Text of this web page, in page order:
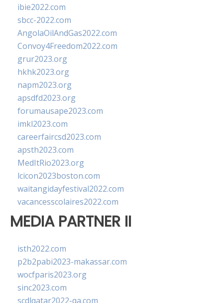
ibie2022.com
sbcc-2022.com
AngolaOilAndGas2022.com
Convoy4Freedom2022.com
grur2023.org
hkhk2023.org
napm2023.org
apsdfd2023.org
forumausape2023.com
imkl2023.com
careerfaircsd2023.com
apsth2023.com
MedItRio2023.org
lcicon2023boston.com
waitangidayfestival2022.com
vacancesscolaires2022.com
MEDIA PARTNER II
isth2022.com
p2b2pabi2023-makassar.com
wocfparis2023.org
sinc2023.com
scdlqatar2022-qa.com